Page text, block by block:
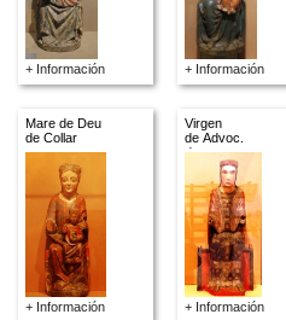
+ Información + Información
Mare de Deu
de Collar
+ Información
Virgen
de Advoc.
descon.
+ Información